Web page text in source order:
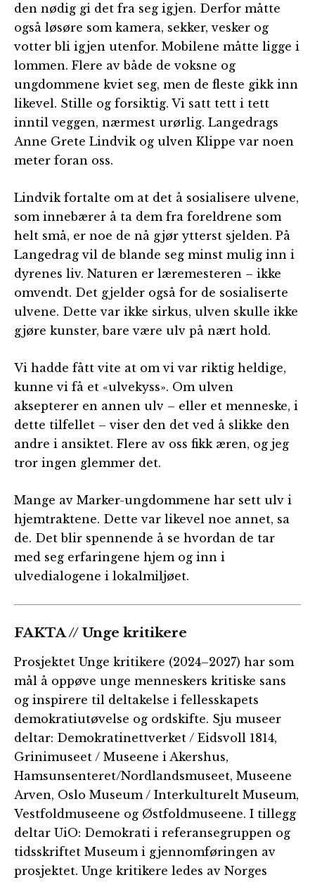
den nødig gi det fra seg igjen. Derfor måtte
også løsøre som kamera, sekker, vesker og
votter bli igjen utenfor. Mobilene måtte ligge i
lommen. Flere av både de voksne og
ungdommene kviet seg, men de fleste gikk inn
likevel. Stille og forsiktig. Vi satt tett i tett
inntil veggen, nærmest urørlig. Langedrags
Anne Grete Lindvik og ulven Klippe var noen
meter foran oss.
Lindvik fortalte om at det å sosialisere ulvene,
som innebærer å ta dem fra foreldrene som
helt små, er noe de nå gjør ytterst sjelden. På
Langedrag vil de blande seg minst mulig inn i
dyrenes liv. Naturen er læremesteren – ikke
omvendt. Det gjelder også for de sosialiserte
ulvene. Dette var ikke sirkus, ulven skulle ikke
gjøre kunster, bare være ulv på nært hold.
Vi hadde fått vite at om vi var riktig heldige,
kunne vi få et «ulvekyss». Om ulven
aksepterer en annen ulv – eller et menneske, i
dette tilfellet – viser den det ved å slikke den
andre i ansiktet. Flere av oss fikk æren, og jeg
tror ingen glemmer det.
Mange av Marker-ungdommene har sett ulv i
hjemtraktene. Dette var likevel noe annet, sa
de. Det blir spennende å se hvordan de tar
med seg erfaringene hjem og inn i
ulvedialogene i lokalmiljøet.
FAKTA // Unge kritikere
Prosjektet Unge kritikere (2024–2027) har som
mål å oppøve unge menneskers kritiske sans
og inspirere til deltakelse i fellesskapets
demokratiutøvelse og ordskifte. Sju museer
deltar: Demokratinettverket / Eidsvoll 1814,
Grinimuseet / Museene i Akershus,
Hamsunsenteret/Nordlandsmuseet, Museene
Arven, Oslo Museum / Interkulturelt Museum,
Vestfoldmuseene og Østfoldmuseene. I tillegg
deltar UiO: Demokrati i referansegruppen og
tidsskriftet Museum i gjennomføringen av
prosjektet. Unge kritikere ledes av Norges